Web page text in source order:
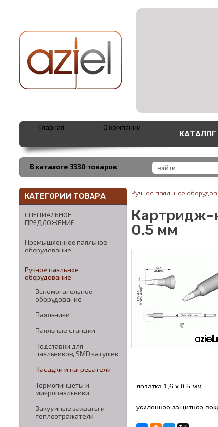
В каталоге 3330 товаров
Главная О компании
КАТАЛОГ
КАТЕГОРИИ ТОВАРА
СПЕЦИАЛЬНОЕ
ПРЕДЛОЖЕНИЕ
Промышленное паяльное
оборудование
Ручное паяльное
оборудование
Вспомогательное
оборудование
Паяльники
Паяльные станции
Подставки для
паяльников, SMD катушек
Насадки и нагреватели
Термопинцеты и
микропаяльники
Вакуумные захваты и
теплоотражатели
Ручное паяльное
Картридж-
0.5 мм
лопатка 1,6 х 0.5 мм
усиленное защитное